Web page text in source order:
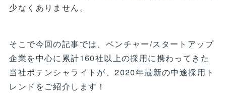
少なくありません。
そこで今回の記事では、ベンチャー/スタートアップ
企業を中心に累計160社以上の採用に携わってきた
当社ポテンシャライトが、2020年最新の中途採用ト
レンドをご紹介します！